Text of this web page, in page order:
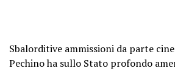
Sbalorditive ammissioni da parte
Pechino ha sullo Stato profondo